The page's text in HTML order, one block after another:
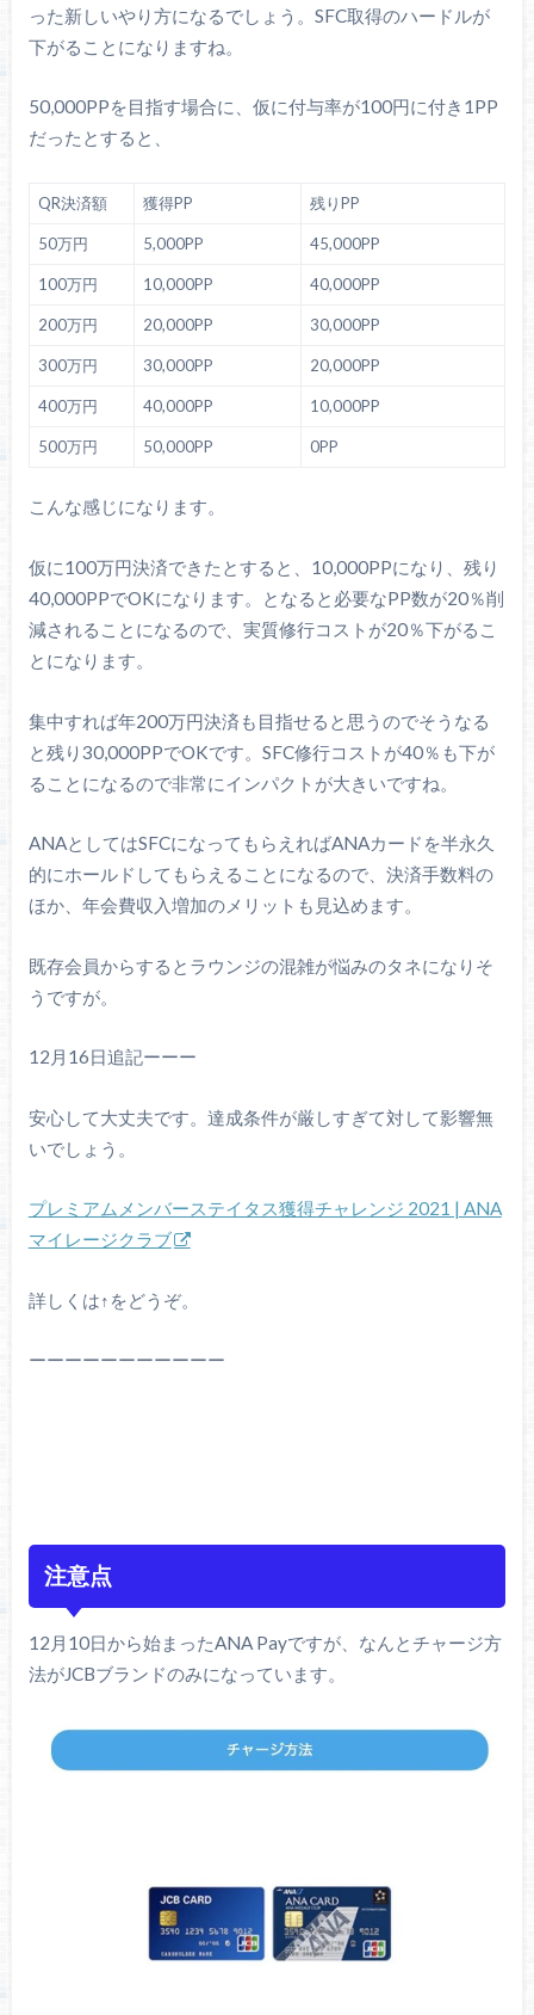
った新しいやり方になるでしょう。SFC取得のハードルが
下がることになりますね。
50,000PPを目指す場合に、仮に付与率が100円に付き1PP
だったとすると、
QR決済額 獲得PP 残りPP
50万円 5,000PP 45,000PP
100万円 10,000PP 40,000PP
200万円 20,000PP 30,000PP
300万円 30,000PP 20,000PP
400万円 40,000PP 10,000PP
500万円 50,000PP 0PP
こんな感じになります。
仮に100万円決済できたとすると、10,000PPになり、残り
40,000PPでOKになります。となると必要なPP数が20％削
減されることになるので、実質修行コストが20％下がるこ
とになります。
集中すれば年200万円決済も目指せると思うのでそうなる
と残り30,000PPでOKです。SFC修行コストが40％も下が
ることになるので非常にインパクトが大きいですね。
ANAとしてはSFCになってもらえればANAカードを半永久
的にホールドしてもらえることになるので、決済手数料の
ほか、年会費収入増加のメリットも見込めます。
既存会員からするとラウンジの混雑が悩みのタネになりそ
うですが。
12月16日追記ーーー
安心して大丈夫です。達成条件が厳しすぎて対して影響無
いでしょう。
プレミアムメンバーステイタス獲得チャレンジ 2021 | ANA
マイレージクラブ
詳しくは↑をどうぞ。
ーーーーーーーーーーー
注意点
12月10日から始まったANA Payですが、なんとチャージ方
法がJCBブランドのみになっています。